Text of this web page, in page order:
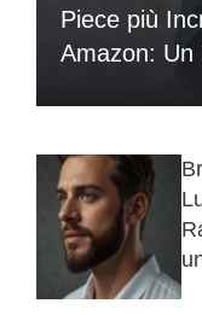
Piece più
Amazon: Un